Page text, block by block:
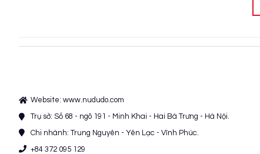
Website: www.nududo.com
Trụ sở: Số 68 - ngõ 191 - Minh Khai - Hai Bà Trưng - Hà Nội.
Chi nhánh: Trung Nguyên - Yên Lạc - Vĩnh Phúc.
+84 372 095 129